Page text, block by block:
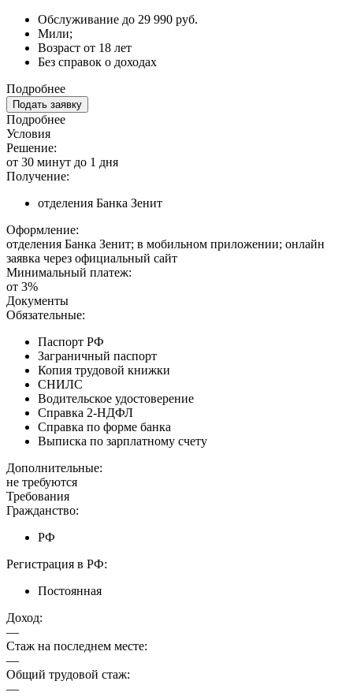
Обслуживание до 29 990 руб.
Мили;
Возраст от 18 лет
Без справок о доходах
Подробнее
Подать заявку
Подробнее
Условия
Решение:
от 30 минут до 1 дня
Получение:
отделения Банка Зенит
Оформление:
отделения Банка Зенит; в мобильном приложении; онлайн
заявка через официальный сайт
Минимальный платеж:
от 3%
Документы
Обязательные:
Паспорт РФ
Заграничный паспорт
Копия трудовой книжки
СНИЛС
Водительское удостоверение
Справка 2-НДФЛ
Справка по форме банка
Выписка по зарплатному счету
Дополнительные:
не требуются
Требования
Гражданство:
РФ
Регистрация в РФ:
Постоянная
Доход:
—
Стаж на последнем месте:
—
Общий трудовой стаж:
—